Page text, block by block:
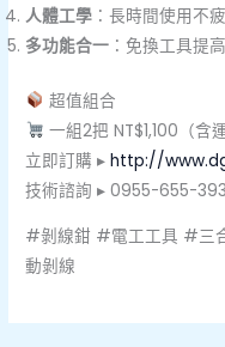
人體工學 ：長時間使用不
多功能合一 ：免換工具提
超值組合
一組2把 NT$1,100（含運
立即訂購 ▸http://
技術諮詢 ▸ 0955-655-393
#剝線鉗 #電工工具 #三
動剝線